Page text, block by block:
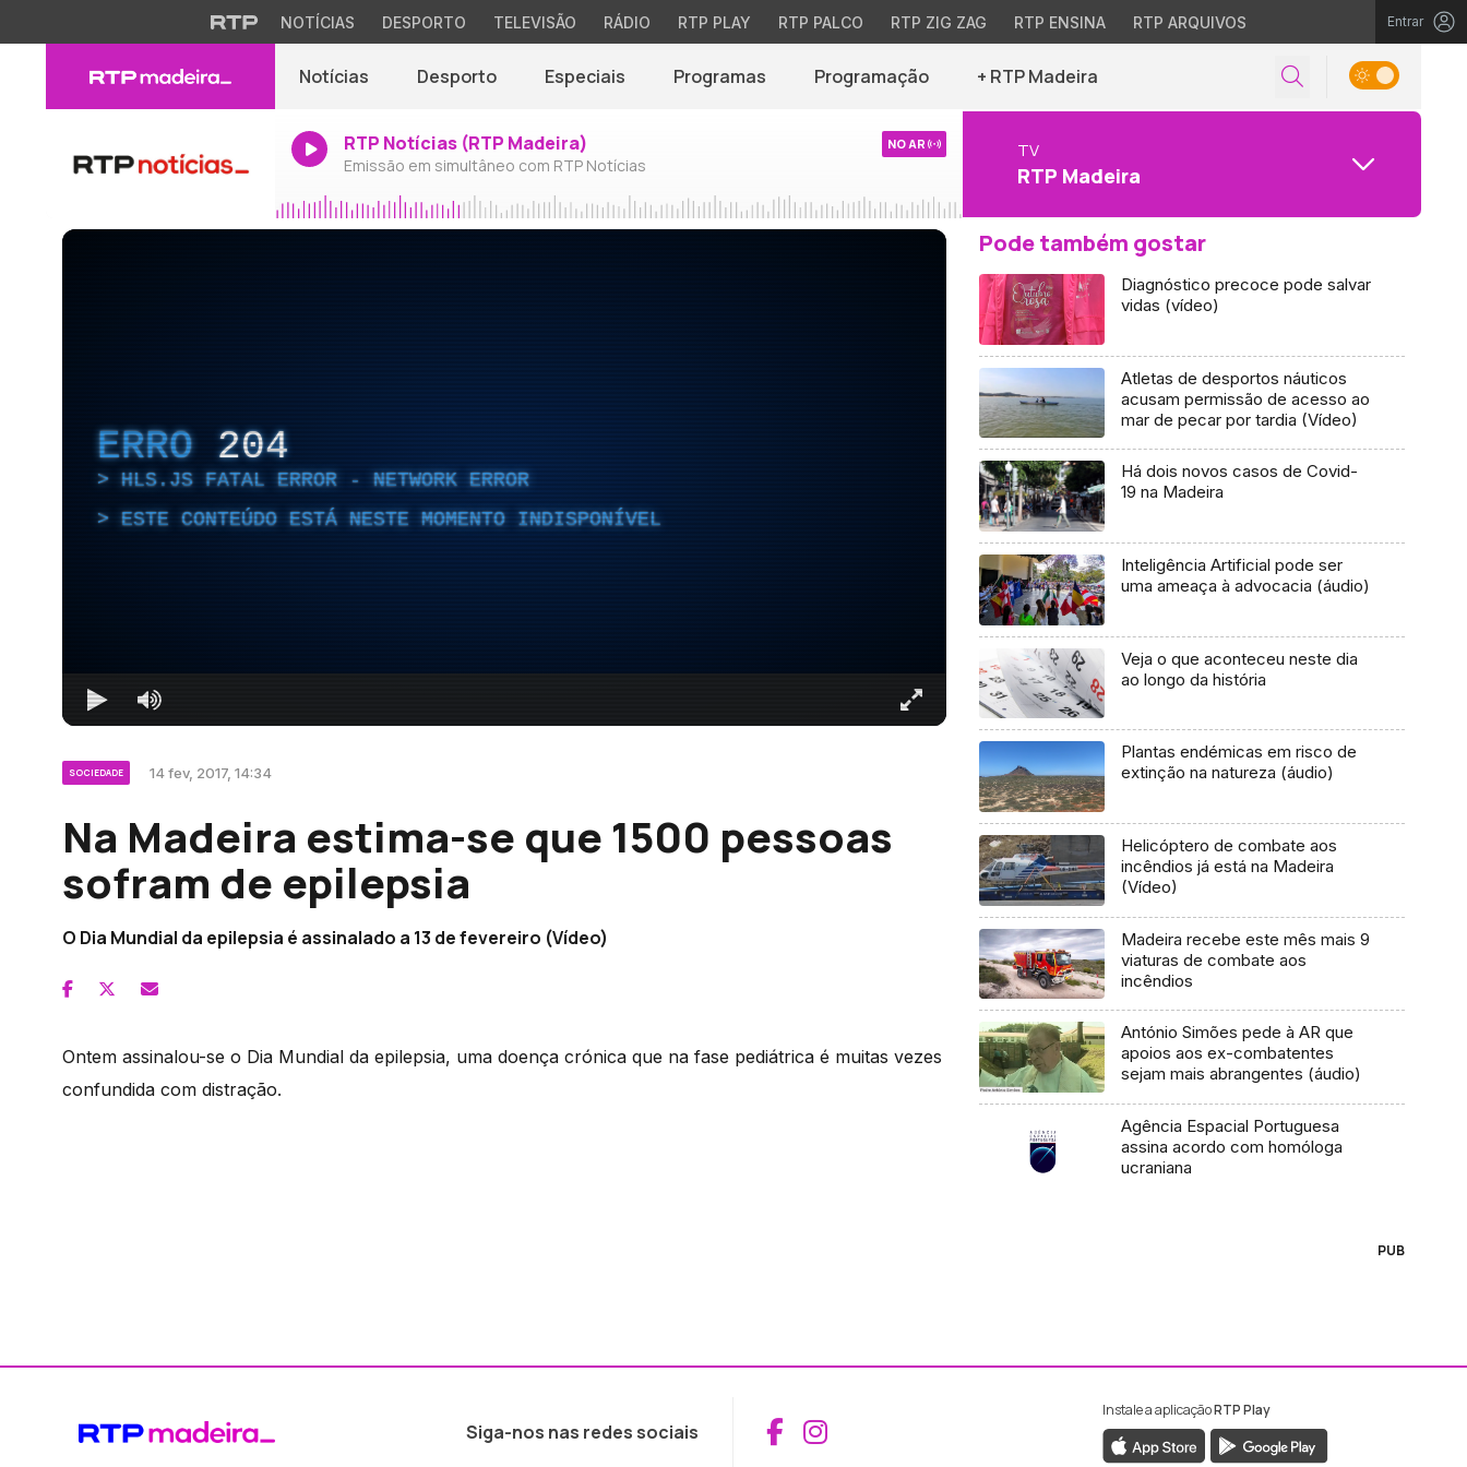
NOTÍCIAS DESPORTO TELEVISÃO RÁDIO RTP PLAY RTP PALCO RTP ZIG ZAG RTP ENSINA RTP ARQUIVOS Entrar
Notícias Desporto Especiais Programas Programação + RTP Madeira
RTP Notícias (RTP Madeira)
Emissão em simultâneo com RTP Notícias
NO AR TV
RTP Madeira
ERRO 204
HLS.JS FATAL ERROR - NETWORK ERROR
ESTE CONTEÚDO ESTÁ NESTE MOMENTO INDISPONÍVEL
SOCIEDADE 14 fev, 2017, 14:34
Na Madeira estima-se que 1500 pessoas
sofram de epilepsia
O Dia Mundial da epilepsia é assinalado a 13 de fevereiro (Vídeo)
Ontem assinalou-se o Dia Mundial da epilepsia, uma doença crónica que na fase pediátrica é muitas vezes
confundida com distração.
Pode também gostar
Diagnóstico precoce pode salvar
vidas (vídeo)
Atletas de desportos náuticos
acusam permissão de acesso ao
mar de pecar por tardia (Vídeo)
Há dois novos casos de Covid-
19 na Madeira
Inteligência Artificial pode ser
uma ameaça à advocacia (áudio)
Veja o que aconteceu neste dia
ao longo da história
Plantas endémicas em risco de
extinção na natureza (áudio)
Helicóptero de combate aos
incêndios já está na Madeira
(Vídeo)
Madeira recebe este mês mais 9
viaturas de combate aos
incêndios
António Simões pede à AR que
apoios aos ex-combatentes
sejam mais abrangentes (áudio)
Agência Espacial Portuguesa
assina acordo com homóloga
ucraniana
PUB
Siga-nos nas redes sociais Aceder ao Facebook da RTP Madeira
Aceder ao Instagram da RTP Madeira
Instale a aplicaçãoRTP Play